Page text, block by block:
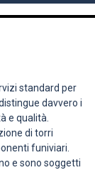
standard per
davvero i
e qualità.
di torri
funiviari.
e sono soggetti